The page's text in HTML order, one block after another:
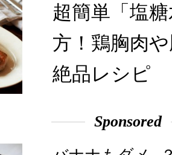
超簡単「塩
方！鶏胸肉
絶品レシピ
Sponsored